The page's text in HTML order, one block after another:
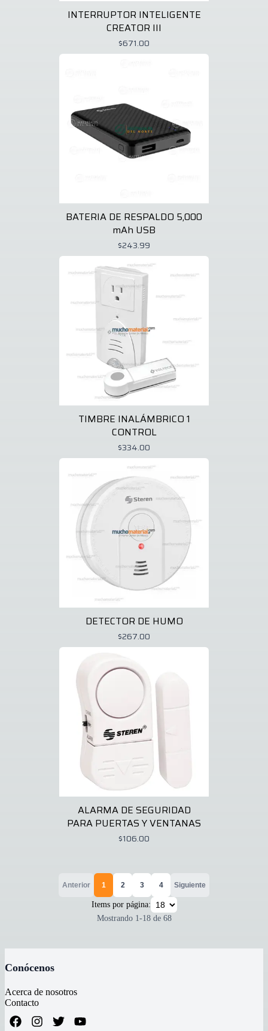
INTERRUPTOR INTELIGENTE
CREATOR III
$671.00
BATERIA DE RESPALDO 5,000
mAh USB
$243.99
TIMBRE INALÁMBRICO 1
CONTROL
$334.00
DETECTOR DE HUMO
$267.00
ALARMA DE SEGURIDAD
PARA PUERTAS Y VENTANAS
$106.00
Anterior 1 2 3 4 Siguiente
Items por página:
Mostrando 1-18de 68
Conócenos
Acerca de nosotros
Contacto